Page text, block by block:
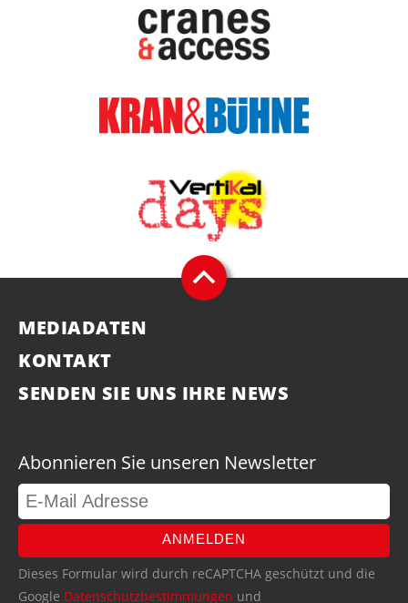
MEDIADATEN
KONTAKT
SENDEN SIE UNS IHRE NEWS
Abonnieren Sie unseren Newsletter
ANMELDEN
Dieses Formular wird durch reCAPTCHA geschützt und die
Google Datenschutzbestimmungen und